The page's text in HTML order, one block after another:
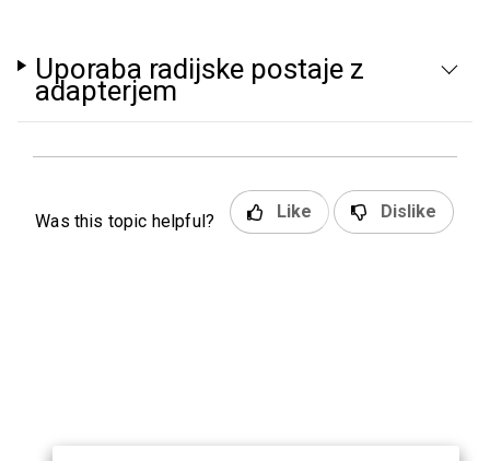
Uporaba radijske postaje z
adapterjem
Was this topic helpful? Like Dislike